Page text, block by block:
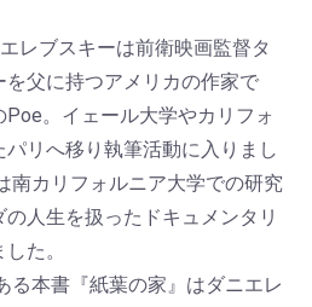
レブスキーは前衛映画監督タ
父に持つアメリカの作家で
。イェール大学やカリフォ
リへ移り執筆活動に入りまし
南カリフォルニア大学での研究
人生を扱ったドキュメンタリ
た。
る本書『紙葉の家』はダニエレ